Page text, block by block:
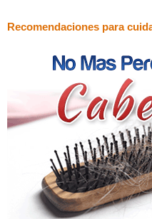
Recomendaciones para